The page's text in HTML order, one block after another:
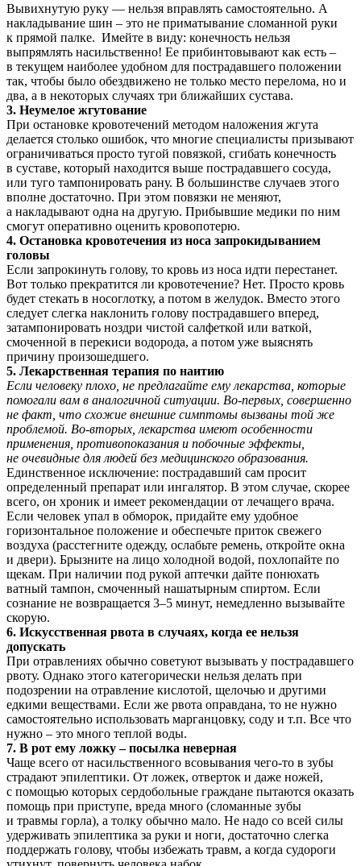
Вывихнутую руку — нельзя вправлять самостоятельно. А
накладывание шин – это не приматывание сломанной руки
к прямой палке. Имейте в виду: конечность нельзя
выпрямлять насильственно! Ее прибинтовывают как есть –
в текущем наиболее удобном для пострадавшего положении
так, чтобы было обездвижено не только место перелома, но и
два, а в некоторых случаях три ближайших сустава.
3. Неумелое жгутование
При остановке кровотечений методом наложения жгута
делается столько ошибок, что многие специалисты призывают
ограничиваться просто тугой повязкой, сгибать конечность
в суставе, который находится выше пострадавшего сосуда,
или туго тампонировать рану. В большинстве случаев этого
вполне достаточно. При этом повязки не меняют,
а накладывают одна на другую. Прибывшие медики по ним
смогут оперативно оценить кровопотерю.
4. Остановка кровотечения из носа запрокидыванием
головы
Если запрокинуть голову, то кровь из носа идти перестанет.
Вот только прекратится ли кровотечение? Нет. Просто кровь
будет стекать в носоглотку, а потом в желудок. Вместо этого
следует слегка наклонить голову пострадавшего вперед,
затампонировать ноздри чистой салфеткой или ваткой,
смоченной в перекиси водорода, а потом уже выяснять
причину произошедшего.
5. Лекарственная терапия по наитию
Если человеку плохо, не предлагайте ему лекарства, которые
помогали вам в аналогичной ситуации. Во-первых, совершенно
не факт, что схожие внешние симптомы вызваны той же
проблемой. Во-вторых, лекарства имеют особенности
применения, противопоказания и побочные эффекты,
не очевидные для людей без медицинского образования.
Единственное исключение: пострадавший сам просит
определенный препарат или ингалятор. В этом случае, скорее
всего, он хроник и имеет рекомендации от лечащего врача.
Если человек упал в обморок, придайте ему удобное
горизонтальное положение и обеспечьте приток свежего
воздуха (расстегните одежду, ослабьте ремень, откройте окна
и двери). Брызните на лицо холодной водой, похлопайте по
щекам. При наличии под рукой аптечки дайте понюхать
ватный тампон, смоченный нашатырным спиртом. Если
сознание не возвращается 3–5 минут, немедленно вызывайте
скорую.
6. Искусственная рвота в случаях, когда ее нельзя
допускать
При отравлениях обычно советуют вызывать у пострадавшего
рвоту. Однако этого категорически нельзя делать при
подозрении на отравление кислотой, щелочью и другими
едкими веществами. Если же рвота оправдана, то не нужно
самостоятельно использовать марганцовку, соду и т.п. Все что
нужно – это много теплой воды.
7. В рот ему ложку – посылка неверная
Чаще всего от насильственного всовывания чего-то в зубы
страдают эпилептики. От ложек, отверток и даже ножей,
с помощью которых сердобольные граждане пытаются оказать
помощь при приступе, вреда много (сломанные зубы
и травмы горла), а толку обычно мало. Не надо со всей силы
удерживать эпилептика за руки и ноги, достаточно слегка
поддержать голову, чтобы избежать травм, а когда судороги